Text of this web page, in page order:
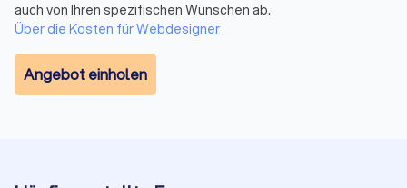
sich für nahezu alle Projektgrößen. Die große Community
garantiert viele verfügbare Entwickler und einfache
Updates für Sicherheit und Performance, und die Qualität von
Plugins variiert stark.
auch von Ihren spezifischen Wünschen ab.
Über die Kosten für Webdesigner
Angebot einholen